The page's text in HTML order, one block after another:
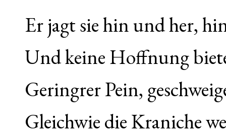
Er jagt sie hin und her,
Und keine Hoffnung
Geringrer Pein,
Gleichwie die Kraniche